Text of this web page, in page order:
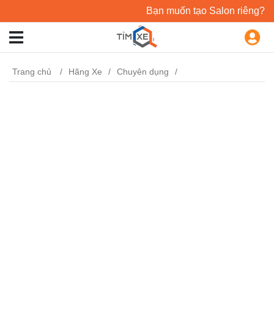
Bạn muốn tạo Salon riêng?
Trang chủ Hãng Xe Chuyên dụng